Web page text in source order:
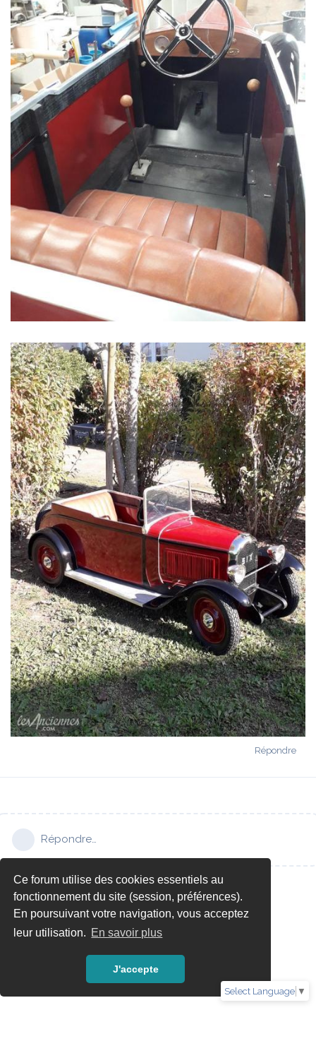
Ce forum utilise des cookies essentiels au
fonctionnement du site (session, préférences).
En poursuivant votre navigation, vous acceptez
leur utilisation. En savoir plus
J'accepte
Select Language ▼
Répondre
Répondre…